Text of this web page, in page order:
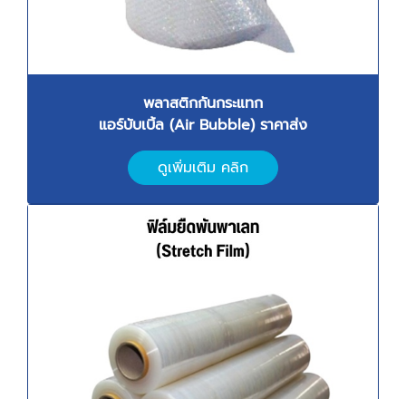
พลาสติกกันกระแทก
แอร์บับเบิ้ล (Air Bubble) ราคาส่ง
ดูเพิ่มเติม คลิก